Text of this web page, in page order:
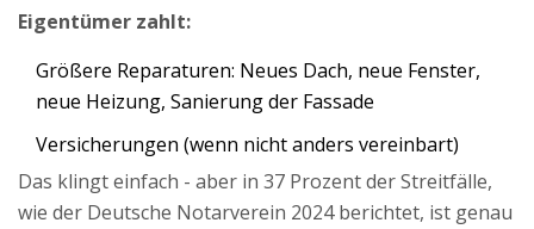
Eigentümer zahlt:
Größere Reparaturen: Neues Dach, neue Fenster,
neue Heizung, Sanierung der Fassade
Versicherungen (wenn nicht anders vereinbart)
Das klingt einfach - aber in 37 Prozent der Streitfälle,
wie der Deutsche Notarverein 2024 berichtet, ist genau